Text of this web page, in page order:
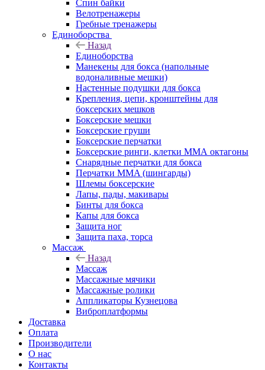
Спин байки
Велотренажеры
Гребные тренажеры
Единоборства
Назад
Единоборства
Манекены для бокса (напольные
водоналивные мешки)
Настенные подушки для бокса
Крепления, цепи, кронштейны для
боксерских мешков
Боксерские мешки
Боксерские груши
Боксерские перчатки
Боксерские ринги, клетки ММА октагоны
Снарядные перчатки для бокса
Перчатки MMA (шингарды)
Шлемы боксерские
Лапы, пады, макивары
Бинты для бокса
Капы для бокса
Защита ног
Защита паха, торса
Массаж
Назад
Массаж
Массажные мячики
Массажные ролики
Аппликаторы Кузнецова
Виброплатформы
Доставка
Оплата
Производители
О нас
Контакты